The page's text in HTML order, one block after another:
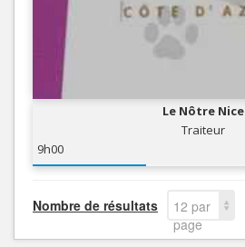
Le Nôtre Nice
Traiteur
9h00
Nombre de résultats
12 par
page